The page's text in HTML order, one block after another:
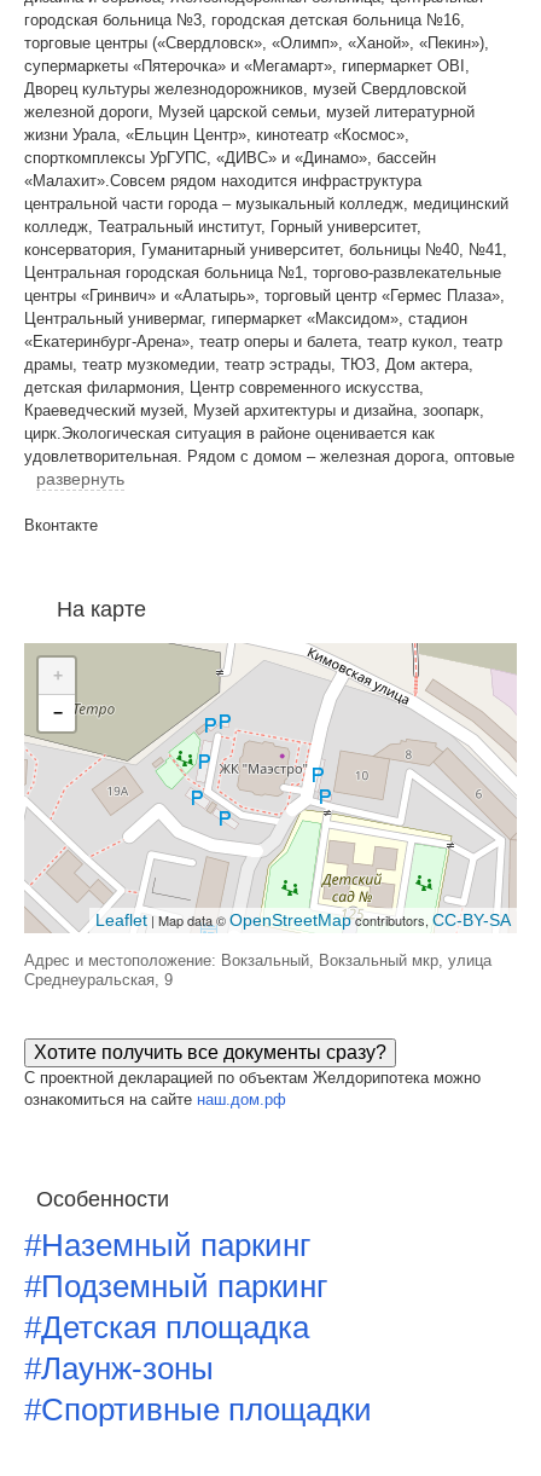
городская больница №3, городская детская больница №16,
торговые центры («Свердловск», «Олимп», «Ханой», «Пекин»),
супермаркеты «Пятерочка» и «Мегамарт», гипермаркет OBI,
Дворец культуры железнодорожников, музей Свердловской
железной дороги, Музей царской семьи, музей литературной
жизни Урала, «Ельцин Центр», кинотеатр «Космос»,
спорткомплексы УрГУПС, «ДИВС» и «Динамо», бассейн
«Малахит».Совсем рядом находится инфраструктура
центральной части города – музыкальный колледж, медицинский
колледж, Театральный институт, Горный университет,
консерватория, Гуманитарный университет, больницы №40, №41,
Центральная городская больница №1, торгово-развлекательные
центры «Гринвич» и «Алатырь», торговый центр «Гермес Плаза»,
Центральный универмаг, гипермаркет «Максидом», стадион
«Екатеринбург-Арена», театр оперы и балета, театр кукол, театр
драмы, театр музкомедии, театр эстрады, ТЮЗ, Дом актера,
детская филармония, Центр современного искусства,
Краеведческий музей, Музей архитектуры и дизайна, зоопарк,
цирк.Экологическая ситуация в районе оценивается как
удовлетворительная. Рядом с домом – железная дорога, оптовые
развернуть
Вконтакте
На карте
+
−
Leaflet | Map data ©OpenStreetMapcontributors, CC-BY-SA
Адрес и местоположение: Вокзальный, Вокзальный мкр, улица
Среднеуральская, 9
Хотите получить все документы сразу?
С проектной декларацией по объектам Желдорипотека можно
ознакомиться на сайте наш.дом.рф
Особенности
#Наземный паркинг
#Подземный паркинг
#Детская площадка
#Лаунж-зоны
#Спортивные площадки